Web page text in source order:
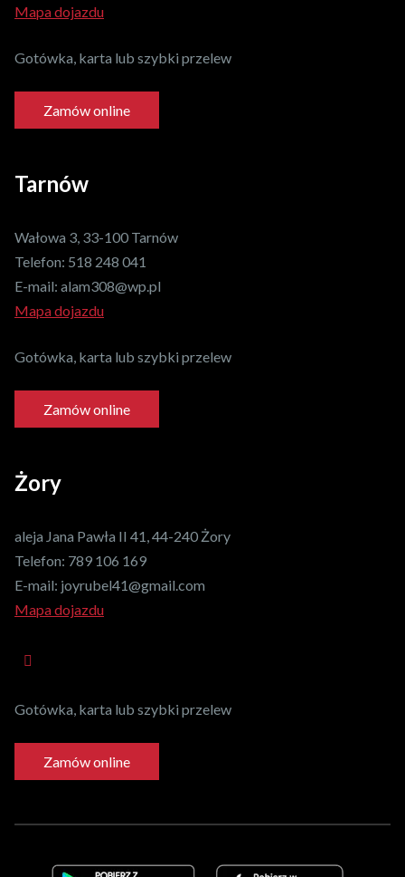
Mapa dojazdu
Gotówka, karta lub szybki przelew
Zamów online
Tarnów
Wałowa 3, 33-100 Tarnów
Telefon: 518 248 041
E-mail: alam308@wp.pl
Mapa dojazdu
Gotówka, karta lub szybki przelew
Zamów online
Żory
aleja Jana Pawła II 41, 44-240 Żory
Telefon: 789 106 169
E-mail: joyrubel41@gmail.com
Mapa dojazdu
Gotówka, karta lub szybki przelew
Zamów online